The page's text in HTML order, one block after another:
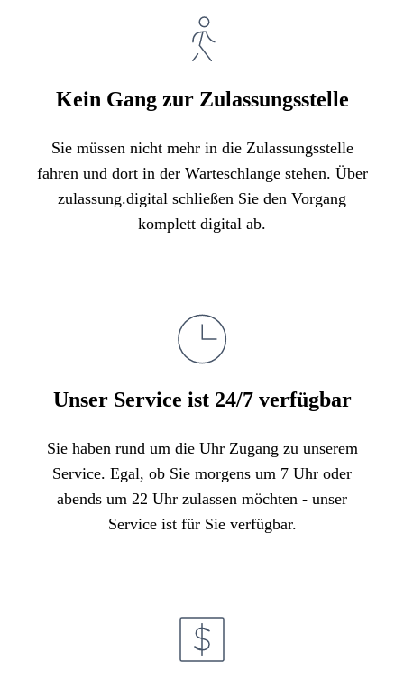
Kein Gang zur Zulassungsstelle
Sie müssen nicht mehr in die Zulassungsstelle
fahren und dort in der Warteschlange stehen. Über
zulassung.digital schließen Sie den Vorgang
komplett digital ab.
Unser Service ist 24/7 verfügbar
Sie haben rund um die Uhr Zugang zu unserem
Service. Egal, ob Sie morgens um 7 Uhr oder
abends um 22 Uhr zulassen möchten - unser
Service ist für Sie verfügbar.